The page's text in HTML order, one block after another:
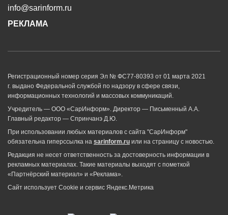
info@sarinform.ru
РЕКЛАМА
Регистрационный номер серия Эл № ФС77-80393 от 01 марта 2021
г. выдано Федеральной службой по надзору в сфере связи,
информационных технологий и массовых коммуникаций.
Учредитель — ООО «СарИнформ». Директор — Письменный А.А.
Главный редактор — Спринчанэ Д.Ю.
При использовании любых материалов с сайта "СарИнформ"
обязательна гиперссылка на sarinform.ru или на страницу с новостью.
Редакция не несет ответственность за достоверность информации в
рекламных материалах. Такие материалы выходят с пометкой
«Партнёрский материал» и «Реклама».
Сайт использует Cookie и сервиc Яндекс.Метрика